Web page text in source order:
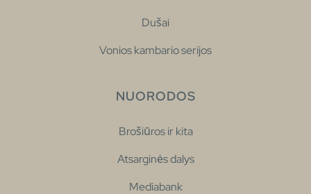
Dušai
Vonios kambario serijos
NUORODOS
Brošiūros ir kita
Atsarginės dalys
Mediabank